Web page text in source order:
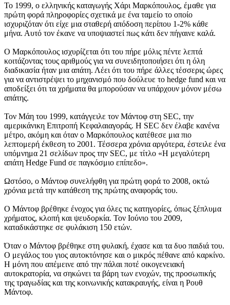
Το 1999, ο ελληνικής καταγωγής Χάρι Μαρκόπουλος, έμαθε για
πρώτη φορά πληροφορίες σχετικά με ένα ταμείο το οποίο
ισχυριζόταν ότι είχε μια σταθερή απόδοση περίπου 1-2% κάθε
μήνα. Αυτό τον έκανε να υποψιαστεί πως κάτι δεν πήγαινε καλά.
Ο Μαρκόπουλος ισχυρίζεται ότι του πήρε μόλις πέντε λεπτά
κοιτάζοντας τους αριθμούς για να συνειδητοποιήσει ότι η όλη
διαδικασία ήταν μια απάτη. Λέει ότι του πήρε άλλες τέσσερις ώρες
για να αντιστρέψει το μηχανισμό που δούλευε το hedge fund και να
αποδείξει ότι τα χρήματα θα μπορούσαν να υπάρχουν μόνον μέσω
απάτης.
Τον Μάη του 1999, κατάγγειλε τον Μάντοφ στη SEC, την
αμερικάνικη Επιτροπή Κεφαλαιαγοράς. Η SEC δεν έλαβε κανένα
μέτρο, ακόμη και όταν ο Μαρκόπουλος κατέθεσε μια πιο
λεπτομερή έκθεση το 2001. Τέσσερα χρόνια αργότερα, έστειλε ένα
υπόμνημα 21 σελίδων προς την SEC, με τίτλο «Η μεγαλύτερη
απάτη Hedge Fund σε παγκόσμιο επίπεδο».
Ωστόσο, ο Μάντοφ συνελήφθη για πρώτη φορά το 2008, οκτώ
χρόνια μετά την κατάθεση της πρώτης αναφοράς του.
Ο Μάντοφ βρέθηκε ένοχος για όλες τις κατηγορίες, όπως ξέπλυμα
χρήματος, κλοπή και ψευδορκία. Τον Ιούνιο του 2009,
καταδικάστηκε σε φυλάκιση 150 ετών.
Όταν ο Μάντοφ βρέθηκε στη φυλακή, έχασε και τα δυο παιδιά του.
Ο μεγάλος του γιος αυτοκτόνησε και ο μικρός πέθανε από καρκίνο.
Η μόνη που απέμεινε από την πάλαι ποτέ οικογενειακή
αυτοκρατορία, να σηκώνει τα βάρη των ενοχών, της προσωπικής
της τραγωδίας και της κοινωνικής κατακραυγής, είναι η Ρουθ
Μάντοφ.